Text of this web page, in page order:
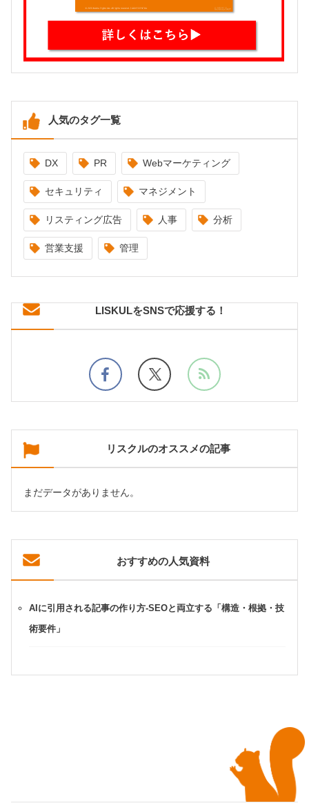
人気のタグ一覧
DX PR Webマーケティング
セキュリティ マネジメント
リスティング広告 人事 分析
営業支援 管理
LISKULをSNSで応援する！
リスクルのオススメの記事
まだデータがありません。
おすすめの人気資料
AIに引用される記事の作り方-SEOと両立する「構造・根拠・技
術要件」